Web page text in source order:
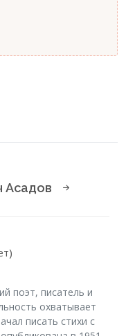
Асадов
поэт, писатель и
охватывает
писать стихи с